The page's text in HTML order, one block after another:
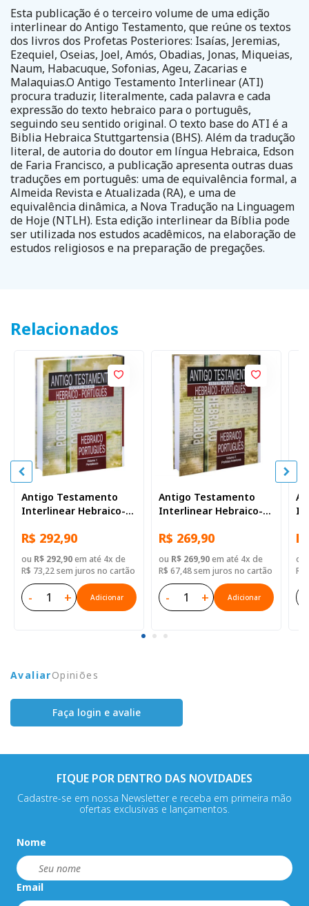
Esta publicação é o terceiro volume de uma edição
interlinear do Antigo Testamento, que reúne os textos
dos livros dos Profetas Posteriores: Isaías, Jeremias,
Ezequiel, Oseias, Joel, Amós, Obadias, Jonas, Miqueias,
Naum, Habacuque, Sofonias, Ageu, Zacarias e
Malaquias.O Antigo Testamento Interlinear (ATI)
procura traduzir, literalmente, cada palavra e cada
expressão do texto hebraico para o português,
seguindo seu sentido original. O texto base do ATI é a
Biblia Hebraica Stuttgartensia (BHS). Além da tradução
literal, de autoria do doutor em língua Hebraica, Edson
de Faria Francisco, a publicação apresenta outras duas
traduções em português: uma de equivalência formal, a
Almeida Revista e Atualizada (RA), e uma de
equivalência dinâmica, a Nova Tradução na Linguagem
de Hoje (NTLH). Esta edição interlinear da Bíblia pode
ser utilizada nos estudos acadêmicos, na elaboração de
estudos religiosos e na preparação de pregações.
Relacionados
Antigo Testamento
Interlinear Hebraico-
R$ 292,90
ou R$ 292,90em até 4x de
R$ 73,22 sem juros no cartão
- + Adicionar
Antigo Testamento
Interlinear Hebraico-
R$ 269,90
ou R$ 269,90em até 4x de
R$ 67,48 sem juros no cartão
- + Adicionar
ou
R$
AvaliarOpiniões
Faça login e avalie
FIQUE POR DENTRO DAS NOVIDADES
Cadastre-se em nossa Newsletter e receba em primeira mão
ofertas exclusivas e lançamentos.
Nome
Email